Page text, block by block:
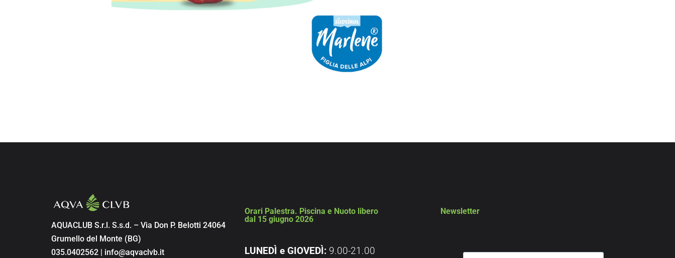
AQUACLUB S.r.l. S.s.d. – Via Don P. Belotti 24064
Grumello del Monte (BG)
035.0402562 | info@aqvaclvb.it
Orari Palestra. Piscina e Nuoto libero
dal 15 giugno 2026
LUNEDÌ e GIOVEDÌ: 9.00-21.00
Newsletter